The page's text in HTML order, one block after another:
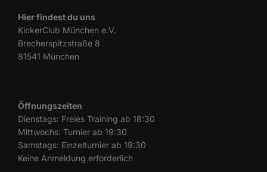
Hier findest du uns
KickerClub München e.V.
Brecherspitzstraße 8
81541 München
Öffnungszeiten
Dienstags: Freies Training ab 18:30
Mittwochs: Turnier ab 19:30
Samstags: Einzelturnier ab 19:30
Keine Anmeldung erforderlich